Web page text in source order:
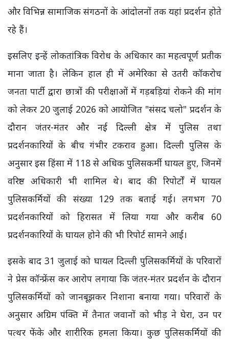
और विभिन्न सामाजिक संगठनों के आंदोलनों तक यहां प्रदर्शन होते
रहे हैं।
इसलिए इन्हें लोकतांत्रिक विरोध के अधिकार का महत्वपूर्ण प्रतीक
माना जाता है। लेकिन हाल ही में अमेरिका से उतरी कॉकरोच
जनता पार्टी द्वारा छात्रों की परीक्षाओं में गड़बड़ियां रोकने की मांग
को लेकर 20 जुलाई 2026 को आयोजित "संसद चलो" प्रदर्शन के
दौरान जंतर-मंतर और नई दिल्ली क्षेत्र में पुलिस तथा
प्रदर्शनकारियों के बीच गंभीर टकराव हुआ। दिल्ली पुलिस के
अनुसार इस हिंसा में 118 से अधिक पुलिसकर्मी घायल हुए, जिनमें
वरिष्ठ अधिकारी भी शामिल थे। बाद की रिपोर्टों में घायल
पुलिसकर्मियों की संख्या 129 तक बताई गई। लगभग 70
प्रदर्शनकारियों को हिरासत में लिया गया और करीब 60
प्रदर्शनकारियों के घायल होने की भी रिपोर्ट सामने आई।
इसके बाद 31 जुलाई को घायल दिल्ली पुलिसकर्मियों के परिवारों
ने प्रेस कॉन्फ्रेंस कर आरोप लगाया कि जंतर-मंतर प्रदर्शन के दौरान
पुलिसकर्मियों को जानबूझकर निशाना बनाया गया। परिवारों के
अनुसार अग्रिम पंक्ति में तैनात जवानों को भीड़ ने घेरा, उन पर
पत्थर फेंके और शारीरिक हमला किया। कुछ पुलिसकर्मियों की